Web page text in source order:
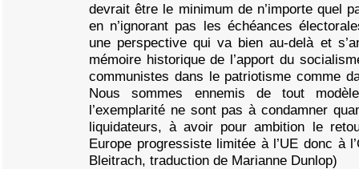
devrait être le minimum de n’importe quel
en n’ignorant pas les échéances
une perspective qui va bien au-delà et
mémoire historique de l’apport du
communistes dans le patriotisme comme
Nous sommes ennemis de tout
l’exemplarité ne sont pas à condamner
liquidateurs, à avoir pour ambition le
Europe progressiste limitée à l’UE donc à
Bleitrach, traduction de Marianne Dunlop)